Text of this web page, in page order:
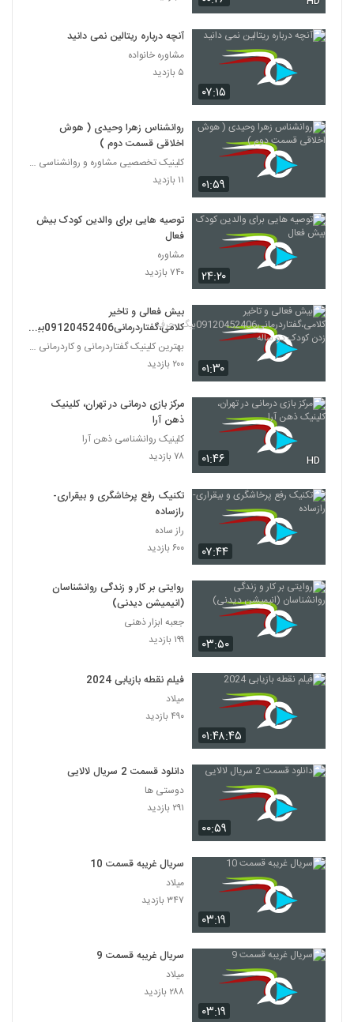
۰۷:۱۵
آنچه درباره ریتالین نمی دانید
مشاوره خانواده
۵ بازدید
۰۱:۵۹
روانشناس زهرا وحیدی ( هوش
اخلاقی قسمت دوم )
کلینیک تخصصیی مشاوره و روانشناسی خانواده ایرانی
۱۱ بازدید
۲۴:۲۰
توصیه هایی برای والدین کودک بیش
فعال
مشاوره
۷۴۰ بازدید
۰۱:۳۰
بیش فعالی و تاخیر
کلامی،گفتاردرمانی09120452406بیگ
ی.حرف زدن کودک دو ساله
بهترین کلینیک گفتاردرمانی و کاردرمانی تهران
۲۰۰ بازدید
۰۱:۴۶ HD
مرکز بازی درمانی در تهران، کلینیک
ذهن آرا
کلینیک روانشناسی ذهن آرا
۷۸ بازدید
۰۷:۴۴
تکنیک رفع پرخاشگری و بیقراری-
رازساده
راز ساده
۶۰۰ بازدید
۰۳:۵۰
روایتی بر کار و زندگی روانشناسان
(انیمیشن دیدنی)
جعبه ابزار ذهنی
۱۹۹ بازدید
۰۱:۴۸:۴۵
فیلم نقطه بازیابی 2024
میلاد
۴۹۰ بازدید
۰۰:۵۹
دانلود قسمت 2 سریال لالایی
دوستی ها
۲۹۱ بازدید
۰۳:۱۹
سریال غریبه قسمت 10
میلاد
۳۴۷ بازدید
۰۳:۱۹
سریال غریبه قسمت 9
میلاد
۲۸۸ بازدید